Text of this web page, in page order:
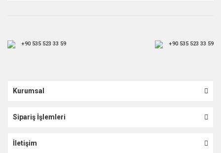
+90 535 523 33 59 +90 535 523 33 59
Kurumsal
Sipariş İşlemleri
İletişim